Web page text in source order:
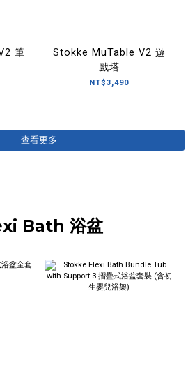
筆
Stokke MuTable V2 遊
戲塔
NT$3,490
查看更多
Bath 浴盆